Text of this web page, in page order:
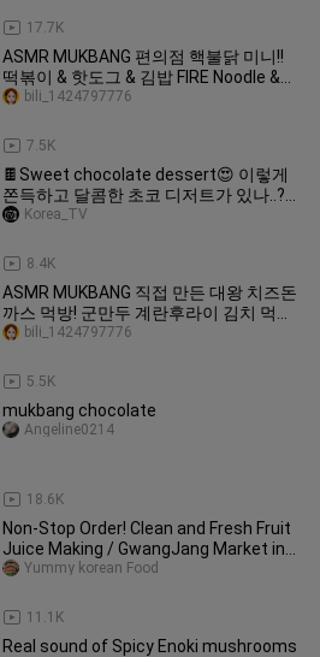
17.7K
ASMR MUKBANG 편의점 핵불닭 미니!!
떡볶이 & 핫도그 & 김밥 FIRE Noodle &
HOT DOG & GIMBAP EATING SOUND!
7.5K
bili_1424797776
🍫Sweet chocolate dessert😍 이렇게
쫀득하고 달콤한 초코 디저트가 있나..?
😆 [Oreo chocolate, Croissant, Cake]
8.4K
Korea_TV
ASMR MUKBANG 직접 만든 대왕 치즈돈
까스 먹방! 군만두 계란후라이 김치 먹방
& 레시피 Crunchy Cheese Pork Cutlet
5.5K
bili_1424797776
mukbang chocolate
18.6K
Angeline0214
Non-Stop Order! Clean and Fresh Fruit
Juice Making / GwangJang Market in
Seoul - Korean street food
11.1K
Yummy korean Food
Real sound of Spicy Enoki mushrooms